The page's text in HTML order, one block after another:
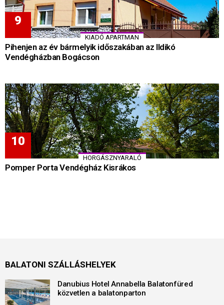
KIADÓ APARTMAN
Pihenjen az év bármelyik időszakában az Ildikó
Vendégházban Bogácson
HORGÁSZNYARALÓ
Pomper Porta Vendégház Kisrákos
BALATONI SZÁLLÁSHELYEK
Danubius Hotel Annabella Balatonfüred
közvetlen a balatonparton